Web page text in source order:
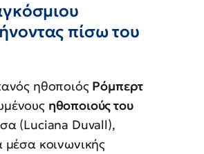
πίσω του
ηθοποιός Ρόμπερτ
ηθοποιούς του
(Luciana Duvall),
μέσα κοινωνικής